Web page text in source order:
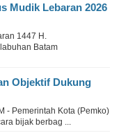
Mudik Lebaran 2026
1447 H.
Batam
Objektif Dukung
- Pemerintah Kota (Pemko)
bijak berbag ...